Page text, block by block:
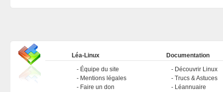
Léa-Linux
Équipe du site
Mentions légales
Faire un don
Documentation
Découvrir Linux
Trucs & Astuces
Léannuaire